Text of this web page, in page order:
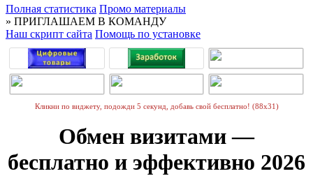
Полная статистика Промо материалы
» ПРИГЛАШАЕМ В КОМАНДУ
Наш скрипт сайта Помощь по установке
Кликни по виджету, подожди 5 секунд, добавь свой бесплатно! (88х31)
Обмен визитами —
бесплатно и эффективно 2026